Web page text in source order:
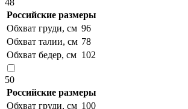
Российские размеры
Обхват груди, см 96
Обхват талии, см 78
Обхват бедер, см 102
50
Российские размеры
Обхват груди, см 100